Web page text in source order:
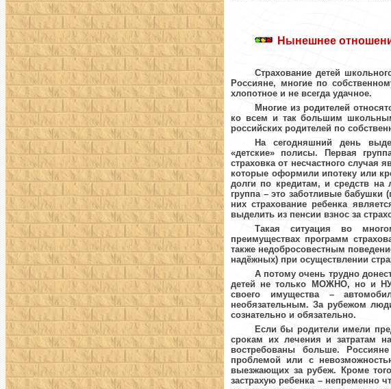
Нынешнее
Страхование детей
Россияне, многие по
хлопотное и не всегда удачное.
Многие из родителей
ко всем и так большим
российских родителей по
На сегодняшний день
«детские» полисы. Первая
страховка от несчастного случая
которые оформили ипотеку или
долги по кредитам, и средств на
группа – это заботливые бабушки
них страхование ребенка
выделить из пенсии взнос за
Такая ситуация во
преимуществах программ
также недобросовестным
надёжных) при осуществлении
А потому очень трудно
детей не только МОЖНО, но и
своего имущества –
необязательным. За рубежом
сознательно и обязательно.
Если бы родители имели
срокам их лечения и затратам
востребованы больше.
проблемой или с
выезжающих за рубеж. Кроме
застрахую ребенка – непременно